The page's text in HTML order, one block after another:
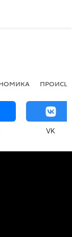
VK